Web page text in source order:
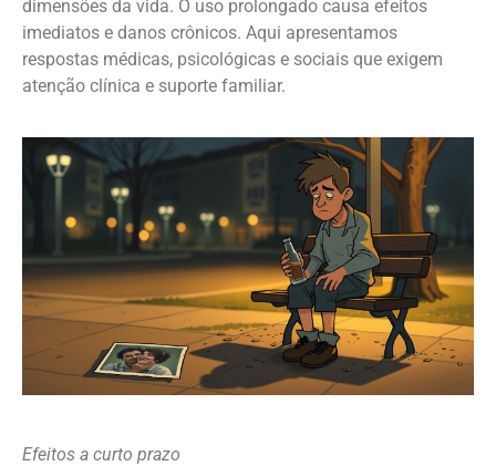
dimensões da vida. O uso prolongado causa efeitos
imediatos e danos crônicos. Aqui apresentamos
respostas médicas, psicológicas e sociais que exigem
atenção clínica e suporte familiar.
Efeitos a curto prazo